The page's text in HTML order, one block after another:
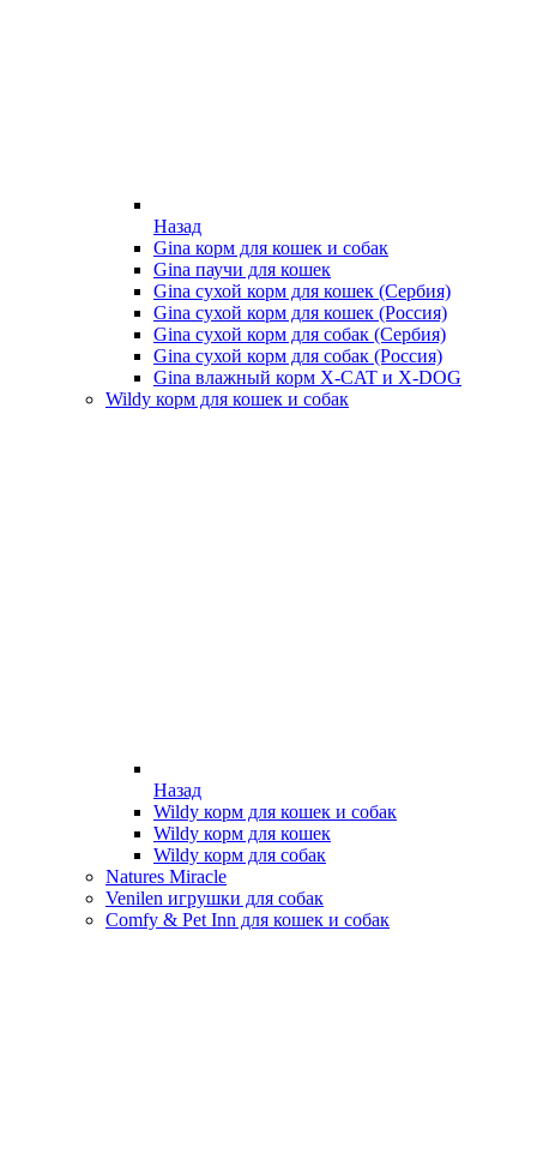
Назад
Gina корм для кошек и собак
Gina паучи для кошек
Gina сухой корм для кошек (Сербия)
Gina сухой корм для кошек (Россия)
Gina сухой корм для собак (Сербия)
Gina сухой корм для собак (Россия)
Gina влажный корм X-CAT и X-DOG
Wildy корм для кошек и собак
Назад
Wildy корм для кошек и собак
Wildy корм для кошек
Wildy корм для собак
Natures Miracle
Venilen игрушки для собак
Comfy & Pet Inn для кошек и собак